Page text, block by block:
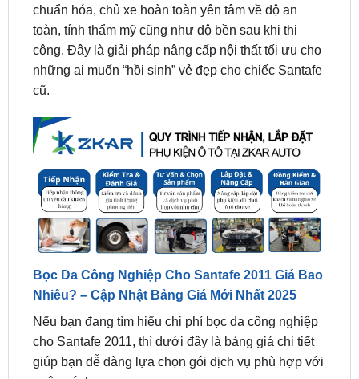
công. Đây là giải pháp nâng cấp nội thất tối ưu cho
những ai muốn “hồi sinh” vẻ đẹp cho chiếc Santafe
cũ.
Bọc Da Công Nghiệp Cho Santafe 2011 Giá Bao
Nhiêu? – Cập Nhật Bảng Giá Mới Nhất 2025
Nếu bạn đang tìm hiểu chi phí bọc da công nghiệp
cho Santafe 2011, thì dưới đây là bảng giá chi tiết
giúp bạn dễ dàng lựa chọn gói dịch vụ phù hợp với
ngân sách: